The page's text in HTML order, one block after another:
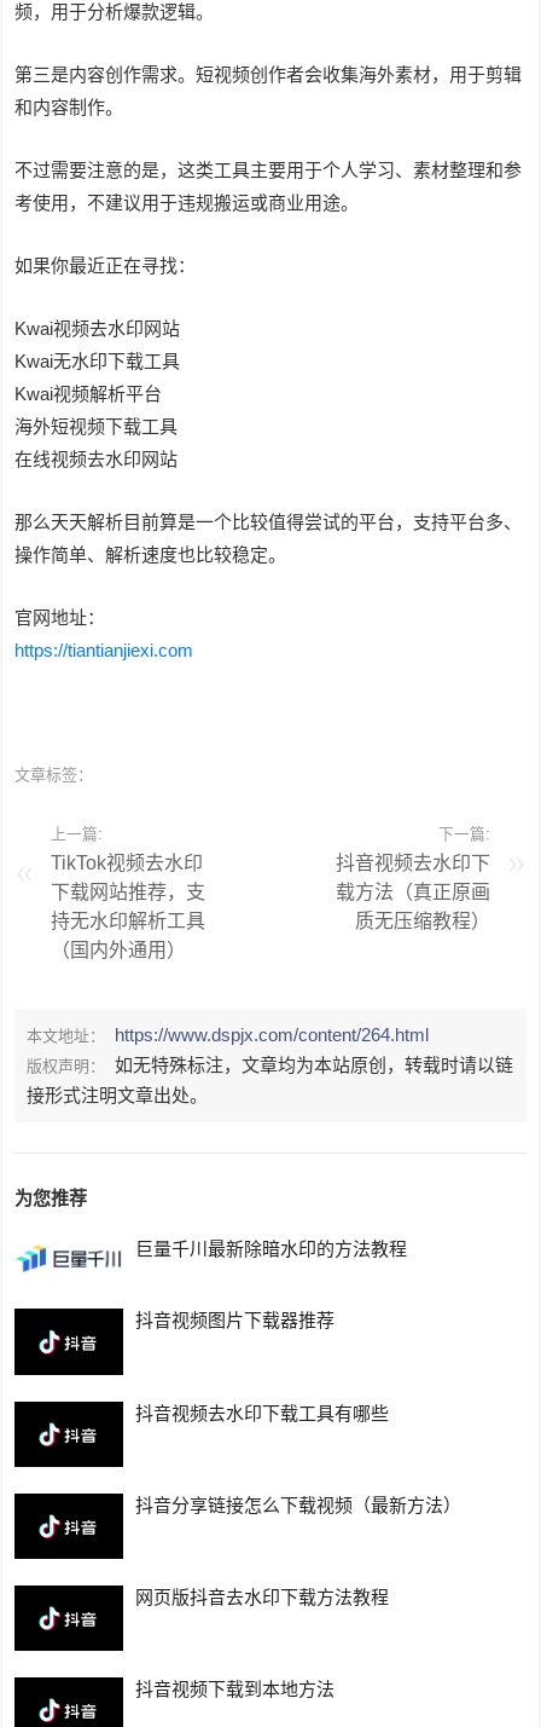
频，用于分析爆款逻辑。
第三是内容创作需求。短视频创作者会收集海外素材，用于剪辑
和内容制作。
不过需要注意的是，这类工具主要用于个人学习、素材整理和参
考使用，不建议用于违规搬运或商业用途。
如果你最近正在寻找：
Kwai视频去水印网站
Kwai无水印下载工具
Kwai视频解析平台
海外短视频下载工具
在线视频去水印网站
那么天天解析目前算是一个比较值得尝试的平台，支持平台多、
操作简单、解析速度也比较稳定。
官网地址：
https://tiantianjiexi.com
文章标签：
上一篇:
TikTok视频去水印
下载网站推荐，支
持无水印解析工具
（国内外通用）
下一篇:
抖音视频去水印下
载方法（真正原画
质无压缩教程）
本文地址： https://www.dspjx.com/content/264.html
版权声明：
如无特殊标注，文章均为本站原创，转载时请以链
接形式注明文章出处。
为您推荐
巨量千川最新除暗水印的方法教程
抖音视频图片下载器推荐
抖音视频去水印下载工具有哪些
抖音分享链接怎么下载视频（最新方法）
网页版抖音去水印下载方法教程
抖音视频下载到本地方法